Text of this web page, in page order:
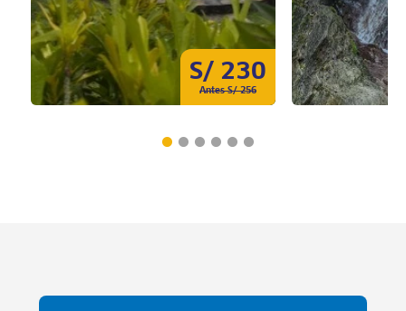
S/ 230
Antes S/ 256